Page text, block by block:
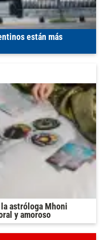
están más
astróloga Mhoni
y amoroso